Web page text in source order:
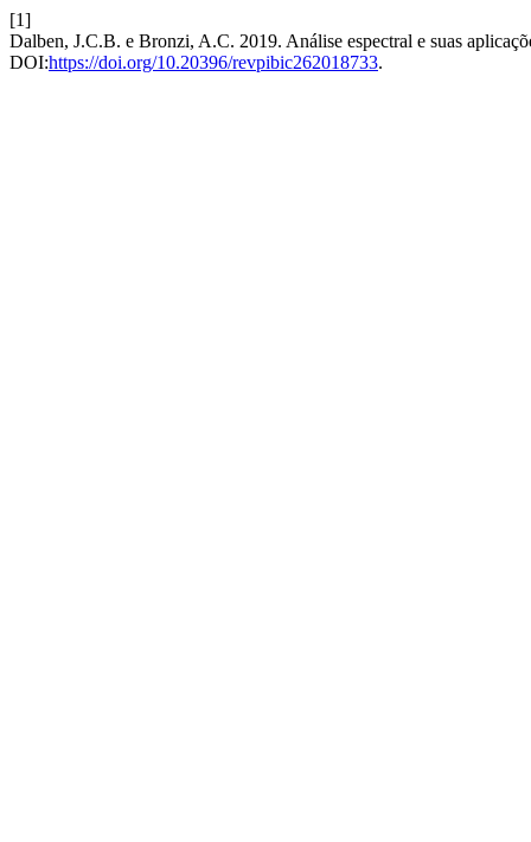
[1]
Dalben, J.C.B. e Bronzi, A.C. 2019. Análise espectral e suas
DOI:https://doi.org/10.20396/revpibic262018733.